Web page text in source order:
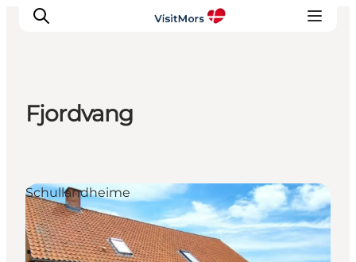
Infos über Mors
Unterkunft
Pauschalreisen / Urlaub
Planen Sie Ihre Reise
Fjordvang
Schullandheime